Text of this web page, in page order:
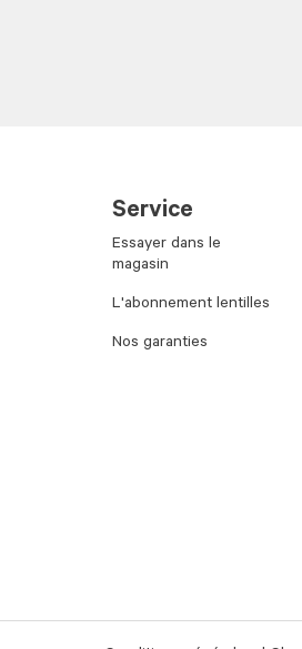
Service
Essayer dans le
magasin
L'abonnement lentilles
Nos garanties